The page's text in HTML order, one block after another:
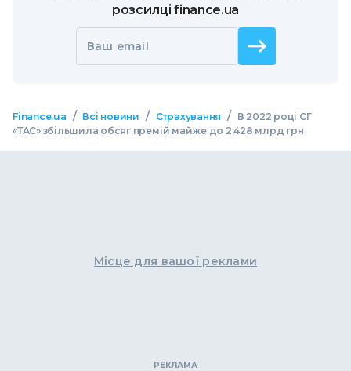
розсилці finance.ua
Ваш email
Finance.ua / Всі новини / Страхування /
В 2022 році СГ
«ТАС» збільшила обсяг премій майже до 2,428 млрд грн
Місце для вашої реклами